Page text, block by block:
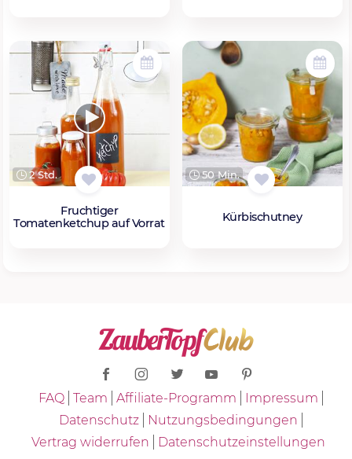
2 Std.
Fruchtiger
Tomatenketchup auf Vorrat
50 Min.
Kürbischutney
FAQ Team Affiliate-Programm
Impressum
Datenschutz
Nutzungsbedingungen
Vertrag widerrufen
Datenschutzeinstellungen